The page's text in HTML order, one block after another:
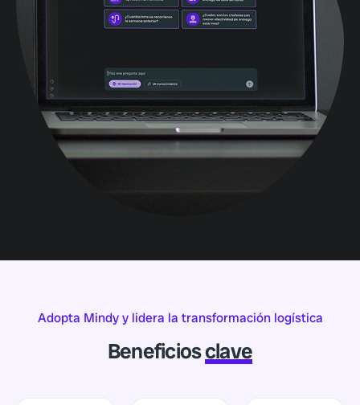
Adopta Mindy y lidera la transformación logística
Beneficiosclave